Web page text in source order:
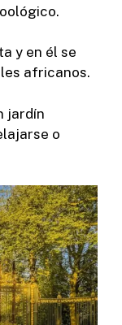
y en él se
africanos.
jardín
o